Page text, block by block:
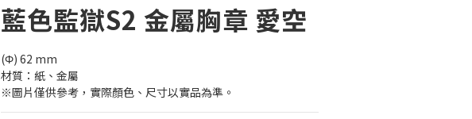
藍色監獄S2 金屬胸章 愛空
(Φ) 62 mm
材質：紙、金屬
※圖片僅供參考，實際顏色、尺寸以實品為準。